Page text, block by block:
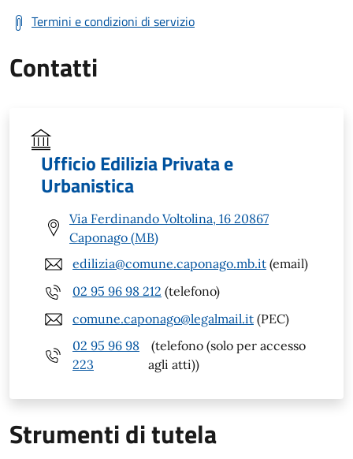
Termini e condizioni di servizio
Contatti
Ufficio Edilizia Privata e
Urbanistica
Via Ferdinando Voltolina, 16 20867
Caponago (MB)
edilizia@comune.caponago.mb.it (email)
02 95 96 98 212 (telefono)
comune.caponago@legalmail.it (PEC)
02 95 96 98
223
(telefono (solo per accesso
agli atti))
Strumenti di tutela